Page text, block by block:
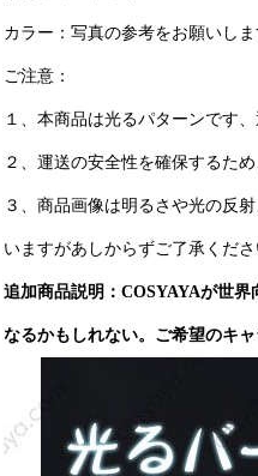
カラー：写真の参考をお願いしま
ご注意：
１、本商品は光るパターンです
２、運送の安全性を確保するた
３、商品画像は明るさや光の反
いますがあしからずご了承くださ
追加商品説明：COSYAYAが世
なるかもしれない。ご希望のキ